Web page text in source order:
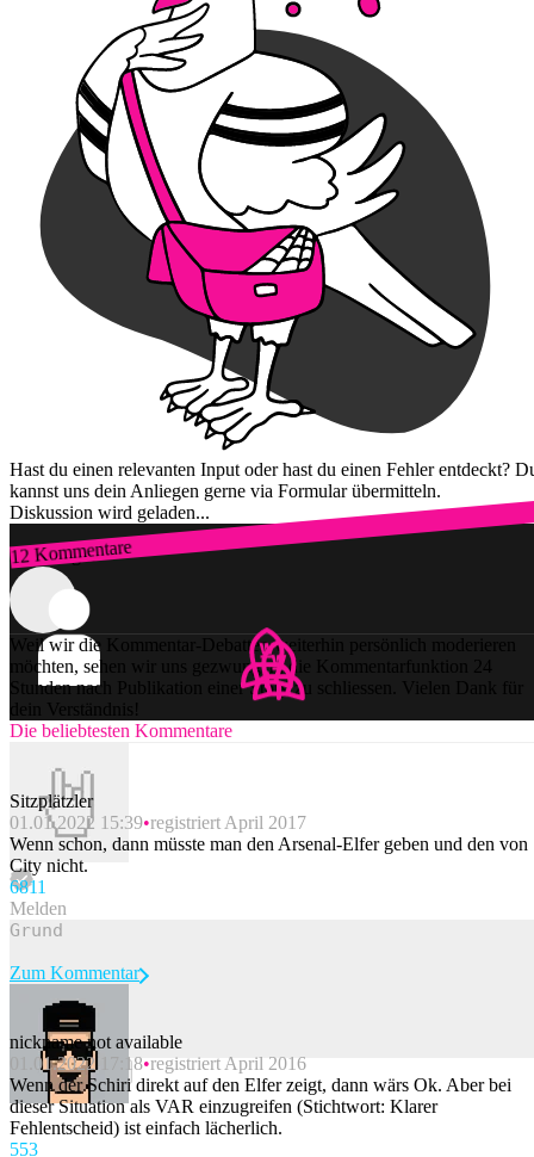
Hast du einen relevanten Input oder hast du einen Fehler entdeckt?
kannst uns dein Anliegen gerne via Formular übermitteln.
Diskussion wird geladen...
12 Kommentare
Zum Login
Weil wir die Kommentar-Debatten weiterhin persönlich moderieren
möchten, sehen wir uns gezwungen, die Kommentarfunktion 24
Stunden nach Publikation einer Story zu schliessen. Vielen Dank für
dein Verständnis!
Die beliebtesten Kommentare
Sitzplätzler
01.01.2022 15:39 registriert April 2017
Wenn schon, dann müsste man den Arsenal-Elfer geben und den von
City nicht.
6811
Melden
Beitrag melden
Zum Kommentar
nickname not available
01.01.2022 17:18 registriert April 2016
Wenn der Schiri direkt auf den Elfer zeigt, dann wärs Ok. Aber bei
dieser Situation als VAR einzugreifen (Stichtwort: Klarer
Fehlentscheid) ist einfach lächerlich.
553